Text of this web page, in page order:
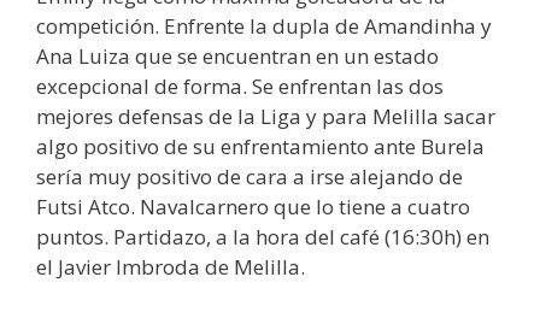
competición. Enfrente la dupla de Amandinha y
Ana Luiza que se encuentran en un estado
excepcional de forma. Se enfrentan las dos
mejores defensas de la Liga y para Melilla sacar
algo positivo de su enfrentamiento ante Burela
sería muy positivo de cara a irse alejando de
Futsi Atco. Navalcarnero que lo tiene a cuatro
puntos. Partidazo, a la hora del café (16:30h) en
el Javier Imbroda de Melilla.